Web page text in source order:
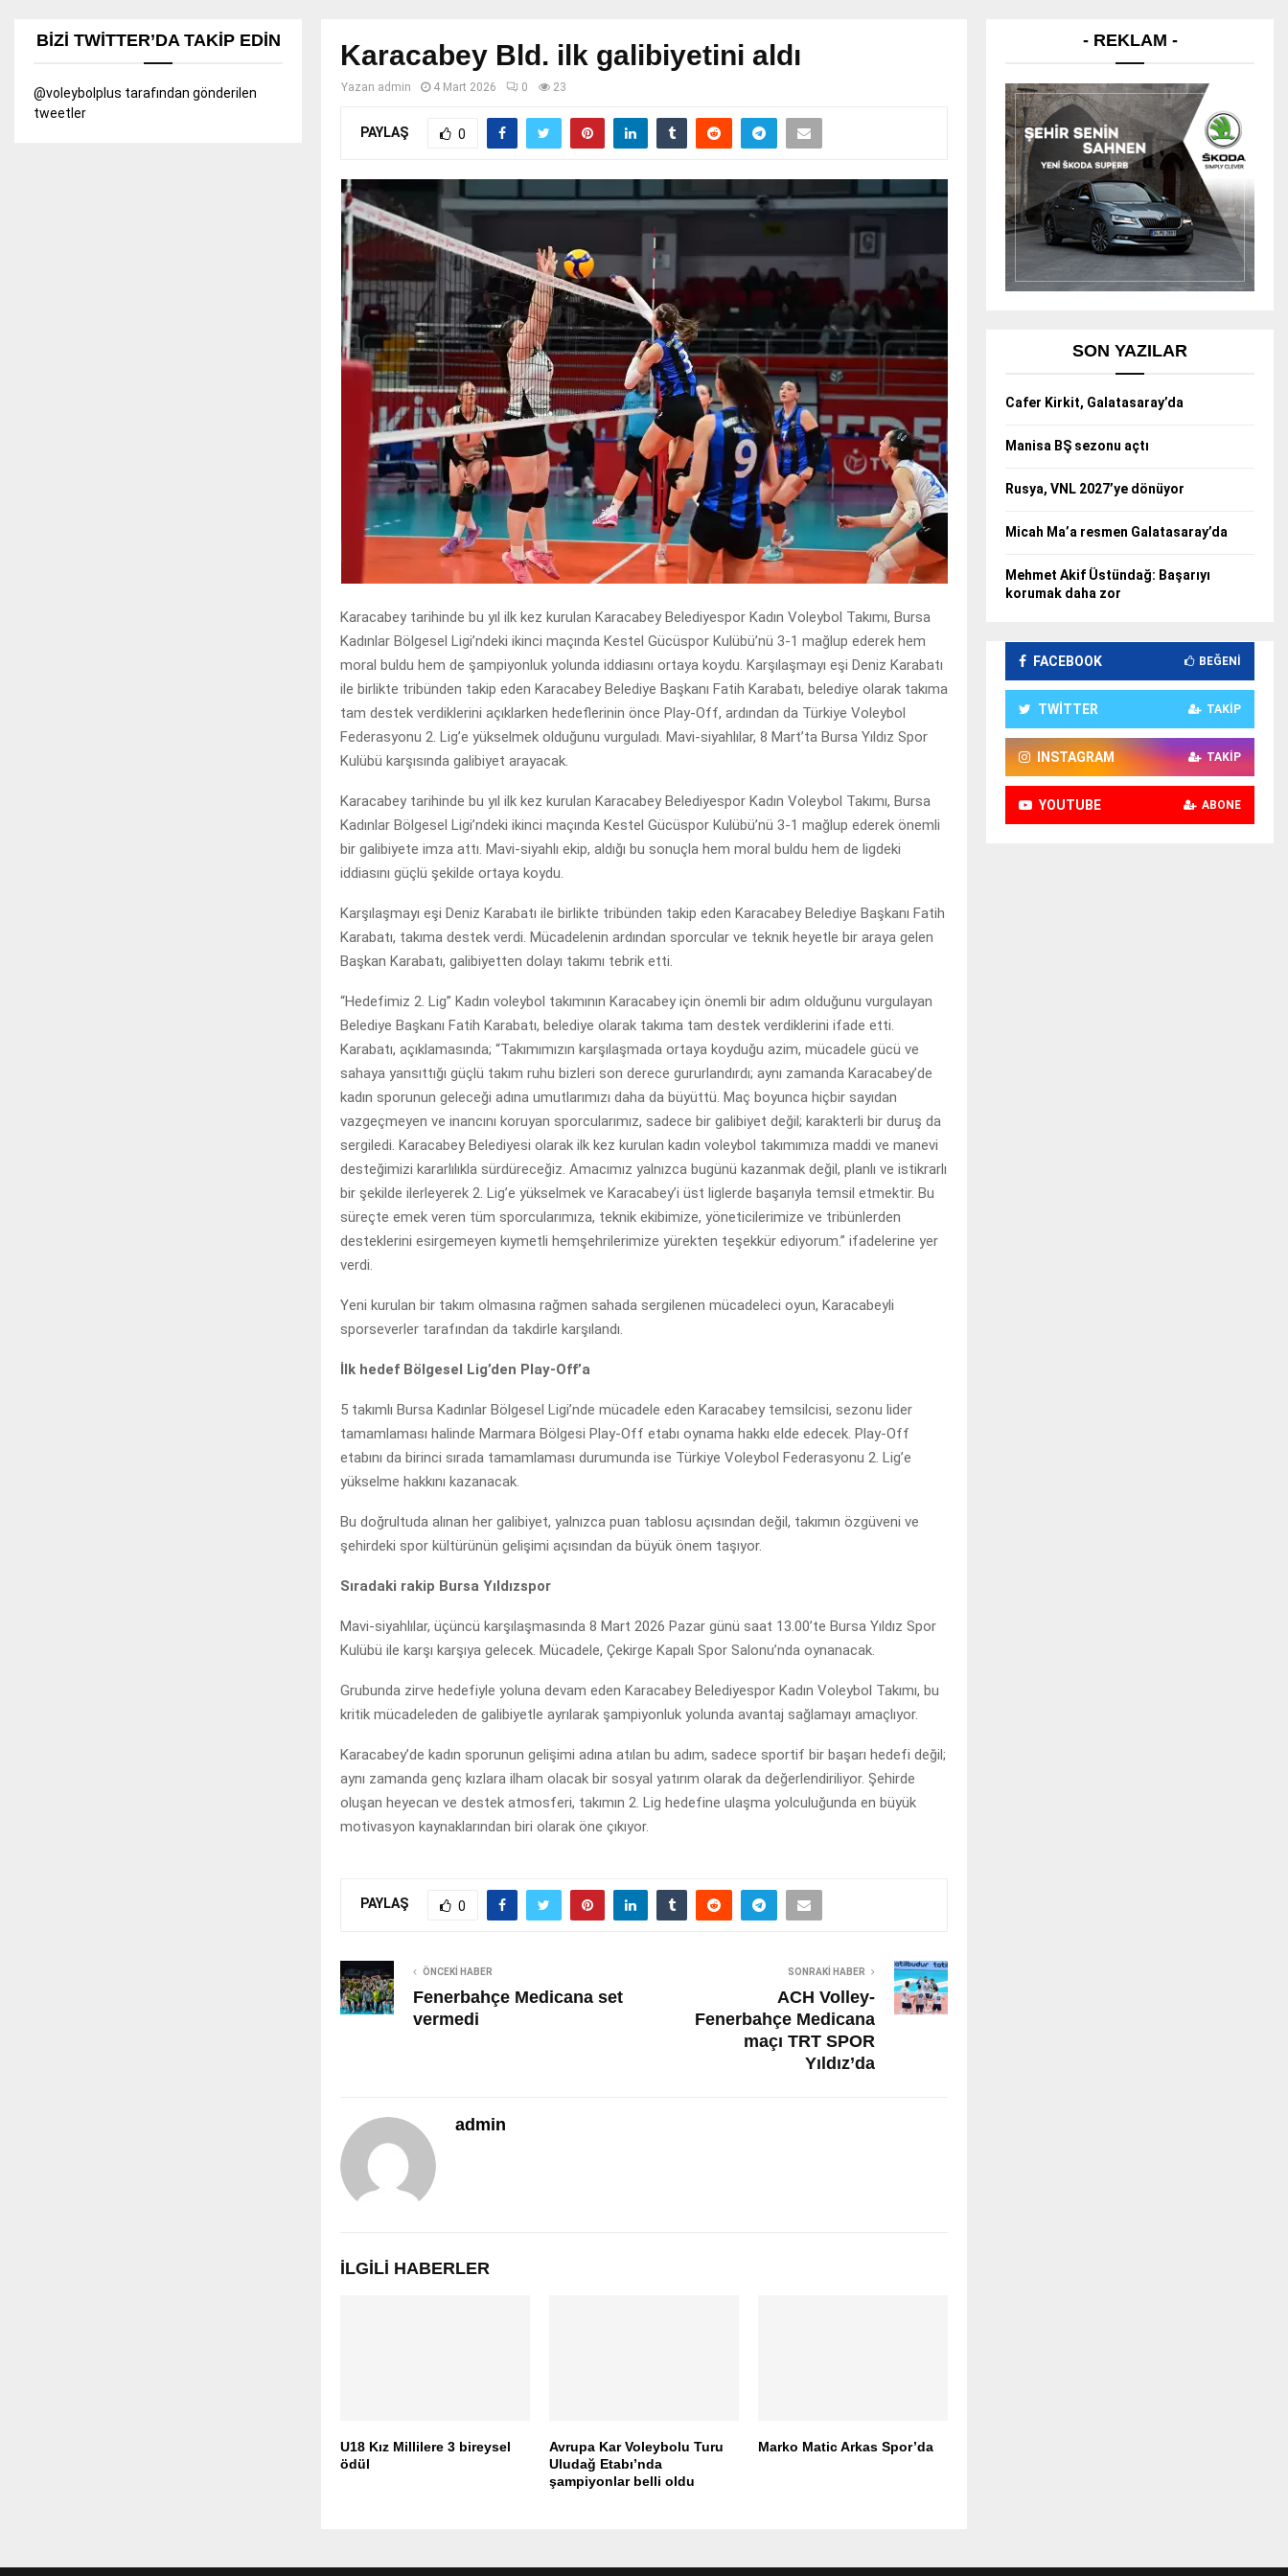
Karacabey Bld. ilk galibiyetini aldı
Yazan admin 4 Mart 2026 0 23
PAYLAŞ 0
Karacabey tarihinde bu yıl ilk kez kurulan Karacabey Belediyespor Kadın Voleybol Takımı, Bursa
Kadınlar Bölgesel Ligi’ndeki ikinci maçında Kestel Gücüspor Kulübü’nü 3-1 mağlup ederek hem
moral buldu hem de şampiyonluk yolunda iddiasını ortaya koydu. Karşılaşmayı eşi Deniz Karabatı
ile birlikte tribünden takip eden Karacabey Belediye Başkanı Fatih Karabatı, belediye olarak takıma
tam destek verdiklerini açıklarken hedeflerinin önce Play-Off, ardından da Türkiye Voleybol
Federasyonu 2. Lig’e yükselmek olduğunu vurguladı. Mavi-siyahlılar, 8 Mart’ta Bursa Yıldız Spor
Kulübü karşısında galibiyet arayacak.
Karacabey tarihinde bu yıl ilk kez kurulan Karacabey Belediyespor Kadın Voleybol Takımı, Bursa
Kadınlar Bölgesel Ligi’ndeki ikinci maçında Kestel Gücüspor Kulübü’nü 3-1 mağlup ederek önemli
bir galibiyete imza attı. Mavi-siyahlı ekip, aldığı bu sonuçla hem moral buldu hem de ligdeki
iddiasını güçlü şekilde ortaya koydu.
Karşılaşmayı eşi Deniz Karabatı ile birlikte tribünden takip eden Karacabey Belediye Başkanı Fatih
Karabatı, takıma destek verdi. Mücadelenin ardından sporcular ve teknik heyetle bir araya gelen
Başkan Karabatı, galibiyetten dolayı takımı tebrik etti.
“Hedefimiz 2. Lig” Kadın voleybol takımının Karacabey için önemli bir adım olduğunu vurgulayan
Belediye Başkanı Fatih Karabatı, belediye olarak takıma tam destek verdiklerini ifade etti.
Karabatı, açıklamasında; “Takımımızın karşılaşmada ortaya koyduğu azim, mücadele gücü ve
sahaya yansıttığı güçlü takım ruhu bizleri son derece gururlandırdı; aynı zamanda Karacabey’de
kadın sporunun geleceği adına umutlarımızı daha da büyüttü. Maç boyunca hiçbir sayıdan
vazgeçmeyen ve inancını koruyan sporcularımız, sadece bir galibiyet değil; karakterli bir duruş da
sergiledi. Karacabey Belediyesi olarak ilk kez kurulan kadın voleybol takımımıza maddi ve manevi
desteğimizi kararlılıkla sürdüreceğiz. Amacımız yalnızca bugünü kazanmak değil, planlı ve istikrarlı
bir şekilde ilerleyerek 2. Lig’e yükselmek ve Karacabey’i üst liglerde başarıyla temsil etmektir. Bu
süreçte emek veren tüm sporcularımıza, teknik ekibimize, yöneticilerimize ve tribünlerden
desteklerini esirgemeyen kıymetli hemşehrilerimize yürekten teşekkür ediyorum.” ifadelerine yer
verdi.
Yeni kurulan bir takım olmasına rağmen sahada sergilenen mücadeleci oyun, Karacabeyli
sporseverler tarafından da takdirle karşılandı.
İlk hedef Bölgesel Lig’den Play-Off’a
5 takımlı Bursa Kadınlar Bölgesel Ligi’nde mücadele eden Karacabey temsilcisi, sezonu lider
tamamlaması halinde Marmara Bölgesi Play-Off etabı oynama hakkı elde edecek. Play-Off
etabını da birinci sırada tamamlaması durumunda ise Türkiye Voleybol Federasyonu 2. Lig’e
yükselme hakkını kazanacak.
Bu doğrultuda alınan her galibiyet, yalnızca puan tablosu açısından değil, takımın özgüveni ve
şehirdeki spor kültürünün gelişimi açısından da büyük önem taşıyor.
Sıradaki rakip Bursa Yıldızspor
Mavi-siyahlılar, üçüncü karşılaşmasında 8 Mart 2026 Pazar günü saat 13.00’te Bursa Yıldız Spor
Kulübü ile karşı karşıya gelecek. Mücadele, Çekirge Kapalı Spor Salonu’nda oynanacak.
Grubunda zirve hedefiyle yoluna devam eden Karacabey Belediyespor Kadın Voleybol Takımı, bu
kritik mücadeleden de galibiyetle ayrılarak şampiyonluk yolunda avantaj sağlamayı amaçlıyor.
Karacabey’de kadın sporunun gelişimi adına atılan bu adım, sadece sportif bir başarı hedefi değil;
aynı zamanda genç kızlara ilham olacak bir sosyal yatırım olarak da değerlendiriliyor. Şehirde
oluşan heyecan ve destek atmosferi, takımın 2. Lig hedefine ulaşma yolculuğunda en büyük
motivasyon kaynaklarından biri olarak öne çıkıyor.
PAYLAŞ 0
ÖNCEKI HABER
Fenerbahçe Medicana set
vermedi
SONRAKI HABER
ACH Volley-
Fenerbahçe Medicana
maçı TRT SPOR
Yıldız’da
admin
İLGILI HABERLER
U18 Kız Millilere 3 bireysel
ödül
Avrupa Kar Voleybolu Turu
Uludağ Etabı’nda
şampiyonlar belli oldu
Marko Matic Arkas Spor’da
BIZI TWITTER’DA TAKIP EDIN
@voleybolplus tarafından gönderilen
tweetler
- REKLAM -
SON YAZILAR
Cafer Kirkit, Galatasaray’da
Manisa BŞ sezonu açtı
Rusya, VNL 2027’ye dönüyor
Micah Ma’a resmen Galatasaray’da
Mehmet Akif Üstündağ: Başarıyı
korumak daha zor
FACEBOOK BEĞENI
TWITTER TAKIP
INSTAGRAM TAKIP
YOUTUBE ABONE